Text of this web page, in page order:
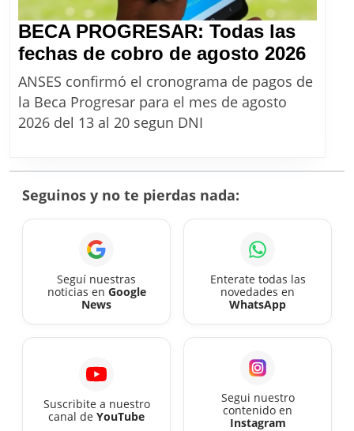
BECA PROGRESAR: Todas las
fechas de cobro de agosto 2026
ANSES confirmó el cronograma de pagos de
la Beca Progresar para el mes de agosto
2026 del 13 al 20 segun DNI
Seguinos y no te pierdas nada:
Seguí nuestras
noticias en Google
News
Enterate todas las
novedades en
WhatsApp
Suscribite a nuestro
canal de YouTube
Segui nuestro
contenido en
Instagram